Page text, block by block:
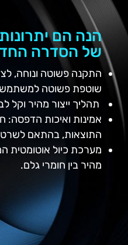
הנה הם
של הסדרה
התקנה פשוטה ונוחה,
שוטפת פשוטה
תהליך ייצור מהיר וקל
אמינות ואיכות הדפסה:
התוצאות, בהתאם
מערכת כיול
מהיר בין חומרי גלם.